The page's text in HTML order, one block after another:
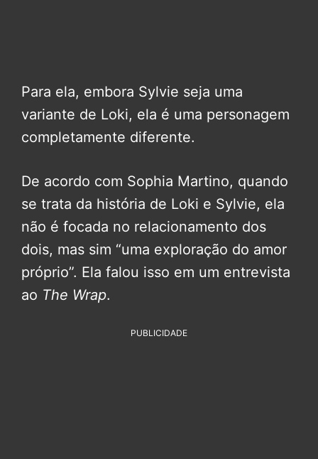
Para ela, embora Sylvie seja uma
variante de Loki, ela é uma personagem
completamente diferente.
De acordo com Sophia Martino, quando
se trata da história de Loki e Sylvie, ela
não é focada no relacionamento dos
dois, mas sim “uma exploração do amor
próprio”. Ela falou isso em um entrevista
ao The Wrap.
PUBLICIDADE